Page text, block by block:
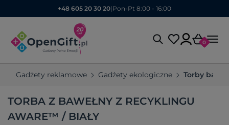
+48 605 20 30 20| Pon-Pt 8:00 - 16:00
0
Gadżety reklamowe Gadżety ekologiczne Torby
TORBA Z BAWEŁNY Z RECYKLINGU
AWARE™ / BIAŁY